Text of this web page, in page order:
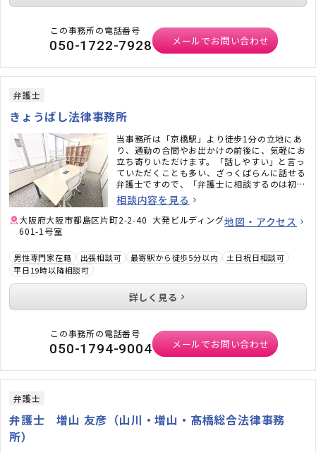
この事務所の電話番号
050-1722-7928 メールでお問い合わせ
弁護士
きょうばし法律事務所
当事務所は「京橋駅」より徒歩1分の立地にあ
り、通勤の合間やお出かけの前後に、気軽にお
立ち寄りいただけます。「話しやすい」と言っ
ていただくことも多い、ざっくばらんに話せる
弁護士ですので、「弁護士に相談するのは初め
て」「緊張しそう」という方も、安心して相談
にいらしてください。
相談内容を見る
大阪府大阪市都島区片町2-2-40 大発ビルディング
601-1号室
地図・アクセス
男性専門家在籍 出張相談可 最寄駅から徒歩5分以内
土日祝日相談可
平日19時以降相談可
詳しく見る
この事務所の電話番号
050-1794-9004 メールでお問い合わせ
弁護士
弁護士 増山 友彦（山川・増山・髙橋総合法律事務
所）